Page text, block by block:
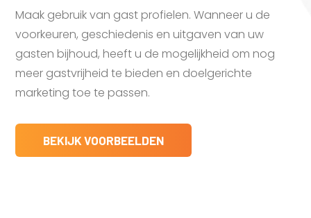
Maak gebruik van gast profielen. Wanneer u de
voorkeuren, geschiedenis en uitgaven van uw
gasten bijhoud, heeft u de mogelijkheid om nog
meer gastvrijheid te bieden en doelgerichte
marketing toe te passen.
BEKIJK VOORBEELDEN